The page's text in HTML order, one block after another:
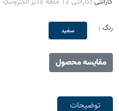
رنگ : سفید
مقایسه محصول
توضیحات